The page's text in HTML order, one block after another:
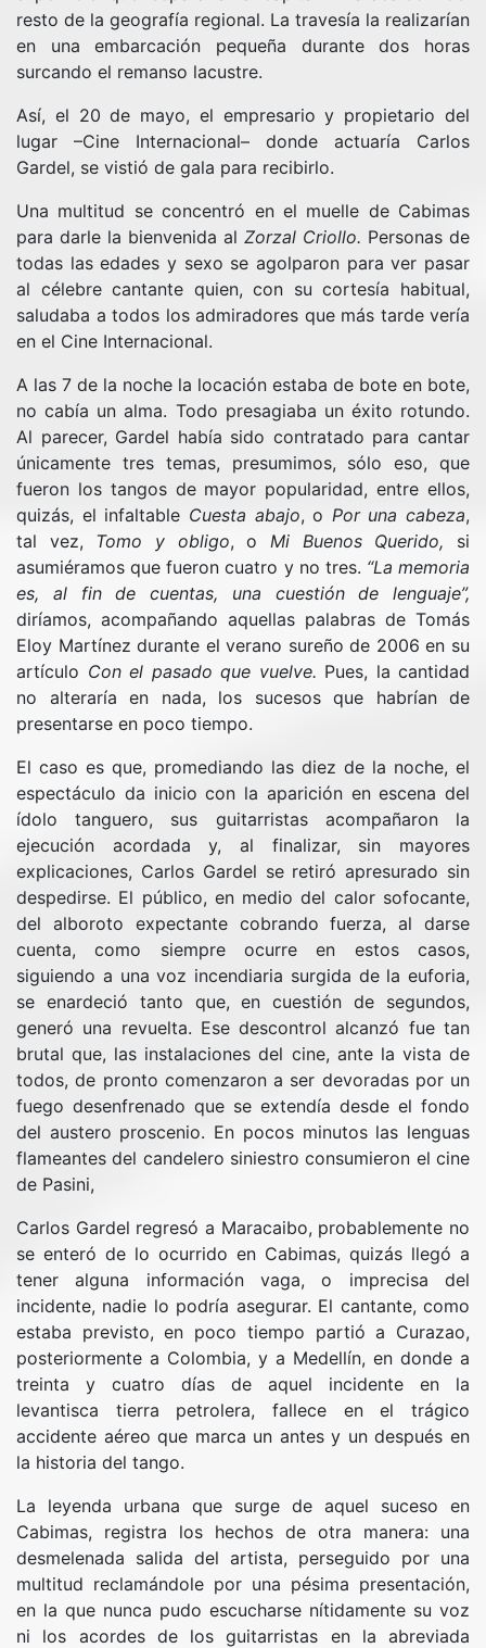
resto de la geografía regional. La travesía la realizarían
en una embarcación pequeña durante dos horas
surcando el remanso lacustre.
Así, el 20 de mayo, el empresario y propietario del
lugar –Cine Internacional– donde actuaría Carlos
Gardel, se vistió de gala para recibirlo.
Una multitud se concentró en el muelle de Cabimas
para darle la bienvenida al Zorzal Criollo. Personas de
todas las edades y sexo se agolparon para ver pasar
al célebre cantante quien, con su cortesía habitual,
saludaba a todos los admiradores que más tarde vería
en el Cine Internacional.
A las 7 de la noche la locación estaba de bote en bote,
no cabía un alma. Todo presagiaba un éxito rotundo.
Al parecer, Gardel había sido contratado para cantar
únicamente tres temas, presumimos, sólo eso, que
fueron los tangos de mayor popularidad, entre ellos,
quizás, el infaltable Cuesta abajo, o Por una cabeza,
tal vez, Tomo y obligo, o Mi Buenos Querido, si
asumiéramos que fueron cuatro y no tres. “La memoria
es, al fin de cuentas, una cuestión de lenguaje”,
diríamos, acompañando aquellas palabras de Tomás
Eloy Martínez durante el verano sureño de 2006 en su
artículo Con el pasado que vuelve. Pues, la cantidad
no alteraría en nada, los sucesos que habrían de
presentarse en poco tiempo.
El caso es que, promediando las diez de la noche, el
espectáculo da inicio con la aparición en escena del
ídolo tanguero, sus guitarristas acompañaron la
ejecución acordada y, al finalizar, sin mayores
explicaciones, Carlos Gardel se retiró apresurado sin
despedirse. El público, en medio del calor sofocante,
del alboroto expectante cobrando fuerza, al darse
cuenta, como siempre ocurre en estos casos,
siguiendo a una voz incendiaria surgida de la euforia,
se enardeció tanto que, en cuestión de segundos,
generó una revuelta. Ese descontrol alcanzó fue tan
brutal que, las instalaciones del cine, ante la vista de
todos, de pronto comenzaron a ser devoradas por un
fuego desenfrenado que se extendía desde el fondo
del austero proscenio. En pocos minutos las lenguas
flameantes del candelero siniestro consumieron el cine
de Pasini,
Carlos Gardel regresó a Maracaibo, probablemente no
se enteró de lo ocurrido en Cabimas, quizás llegó a
tener alguna información vaga, o imprecisa del
incidente, nadie lo podría asegurar. El cantante, como
estaba previsto, en poco tiempo partió a Curazao,
posteriormente a Colombia, y a Medellín, en donde a
treinta y cuatro días de aquel incidente en la
levantisca tierra petrolera, fallece en el trágico
accidente aéreo que marca un antes y un después en
la historia del tango.
La leyenda urbana que surge de aquel suceso en
Cabimas, registra los hechos de otra manera: una
desmelenada salida del artista, perseguido por una
multitud reclamándole por una pésima presentación,
en la que nunca pudo escucharse nítidamente su voz
ni los acordes de los guitarristas en la abreviada